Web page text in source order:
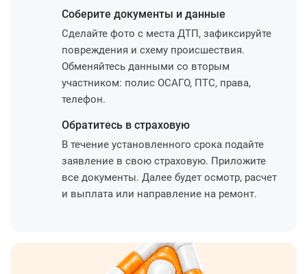
Соберите документы и данные
Сделайте фото с места ДТП, зафиксируйте
повреждения и схему происшествия.
Обменяйтесь данными со вторым
участником: полис ОСАГО, ПТС, права,
телефон.
Обратитесь в страховую
В течение установленного срока подайте
заявление в свою страховую. Приложите
все документы. Далее будет осмотр, расчет
и выплата или направление на ремонт.